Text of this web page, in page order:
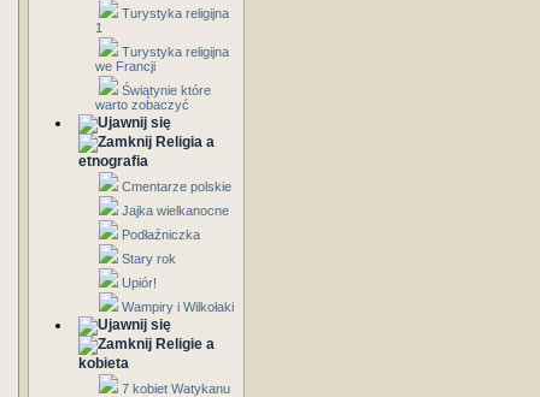
Turystyka religijna
1
Turystyka religijna
we Francji
Świątynie które
warto zobaczyć
Religia a
etnografia
Cmentarze polskie
Jajka wielkanocne
Podłaźniczka
Stary rok
Upiór!
Wampiry i Wilkołaki
Religie a
kobieta
7 kobiet Watykanu